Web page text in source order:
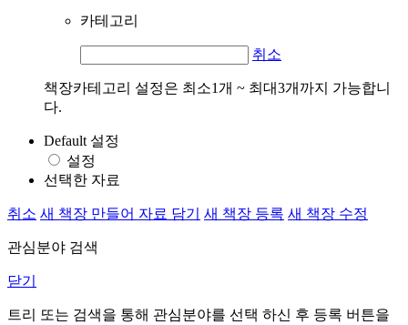
카테고리
취소
책장카테고리 설정은 최소1개 ~ 최대3개까지 가능합니
다.
Default 설정
설정
선택한 자료
취소 새 책장 만들어 자료 담기 새 책장 등록 새 책장 수정
관심분야 검색
닫기
트리 또는 검색을 통해 관심분야를 선택 하신 후 등록 버튼을